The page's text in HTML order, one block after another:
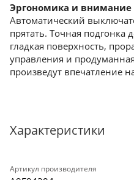
Эргономика и внимание
Автоматический
прятать. Точная подгонка
гладкая поверхность,
управления и
произведут впечатление
Характеристики
Артикул производителя